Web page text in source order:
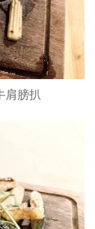
肩膀扒